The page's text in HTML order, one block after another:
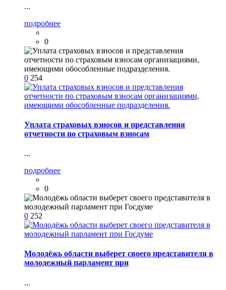
...
подробнее
0
0 254
Уплата страховых взносов и представления
отчетности по страховым взносам
...
подробнее
0
0 252
Молодёжь области выберет своего представителя в
молодежный парламент при
...